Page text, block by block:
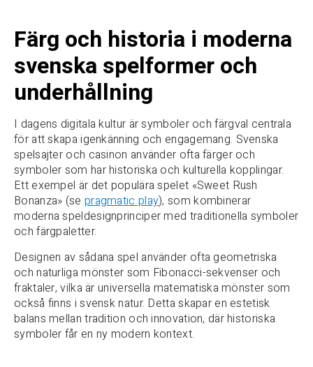
Färg och historia i moderna
svenska spelformer och
underhållning
I dagens digitala kultur är symboler och färgval centrala
för att skapa igenkänning och engagemang. Svenska
spelsajter och casinon använder ofta färger och
symboler som har historiska och kulturella kopplingar.
Ett exempel är det populära spelet «Sweet Rush
Bonanza» (se pragmatic play), som kombinerar
moderna speldesignprinciper med traditionella symboler
och färgpaletter.
Designen av sådana spel använder ofta geometriska
och naturliga mönster som Fibonacci-sekvenser och
fraktaler, vilka är universella matematiska mönster som
också finns i svensk natur. Detta skapar en estetisk
balans mellan tradition och innovation, där historiska
symboler får en ny modern kontext.